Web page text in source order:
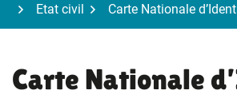
Etat civil
Carte Nationale
Carte Nationale